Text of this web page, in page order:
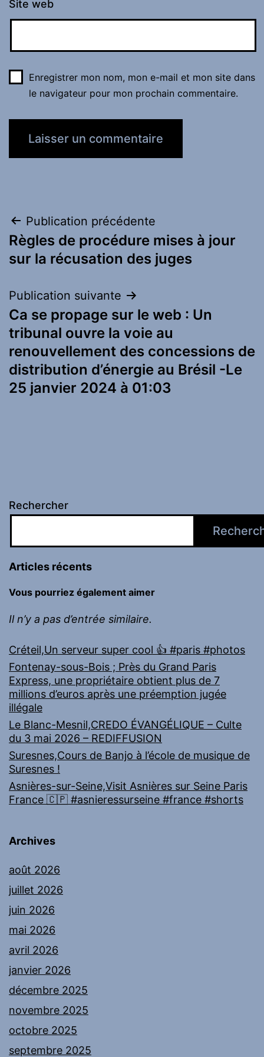
Site web
Enregistrer mon nom, mon e-mail et mon site dans
le navigateur pour mon prochain commentaire.
Navigation
de
Publication précédente
Règles de procédure mises à jour
sur la récusation des juges
Publication suivante
Ca se propage sur le web : Un
tribunal ouvre la voie au
renouvellement des concessions de
distribution d’énergie au Brésil -Le
25 janvier 2024 à 01:03
Rechercher
Articles récents
Vous pourriez également aimer
Il n’y a pas d’entrée similaire.
Créteil,Un serveur super cool 👍 #paris #photos
Fontenay-sous-Bois ; Près du Grand Paris
Express, une propriétaire obtient plus de 7
millions d’euros après une préemption jugée
illégale
Le Blanc-Mesnil,CREDO ÉVANGÉLIQUE – Culte
du 3 mai 2026 – REDIFFUSION
Suresnes,Cours de Banjo à l’école de musique de
Suresnes !
Asnières-sur-Seine,Visit Asnières sur Seine Paris
France 🇨🇵 #asnieressurseine #france #shorts
Archives
août 2026
juillet 2026
juin 2026
mai 2026
avril 2026
janvier 2026
décembre 2025
novembre 2025
octobre 2025
septembre 2025